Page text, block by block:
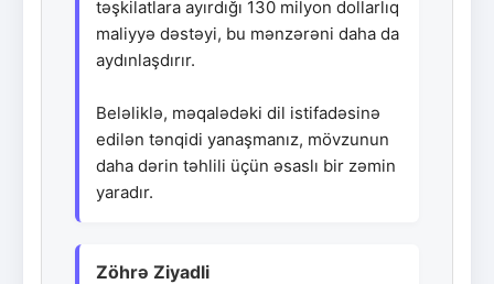
təşkilatlara ayırdığı 130 milyon dollarlıq
maliyyə dəstəyi, bu mənzərəni daha da
aydınlaşdırır.
Beləliklə, məqalədəki dil istifadəsinə
edilən tənqidi yanaşmanız, mövzunun
daha dərin təhlili üçün əsaslı bir zəmin
yaradır.
Zöhrə Ziyadli